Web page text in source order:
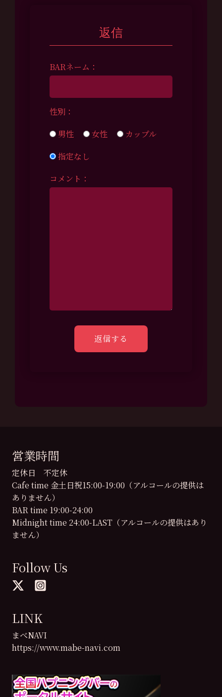
返信
BARネーム：
性別：
男性
女性
カップル
指定なし
コメント：
営業時間
定休日 不定休
Cafe time 金土日祝15:00-19:00（アルコールの提供は
ありません）
BAR time 19:00-24:00
Midnight time 24:00-LAST（アルコールの提供はあり
ません）
Follow Us
LINK
まべNAVI
https://www.mabe-navi.com